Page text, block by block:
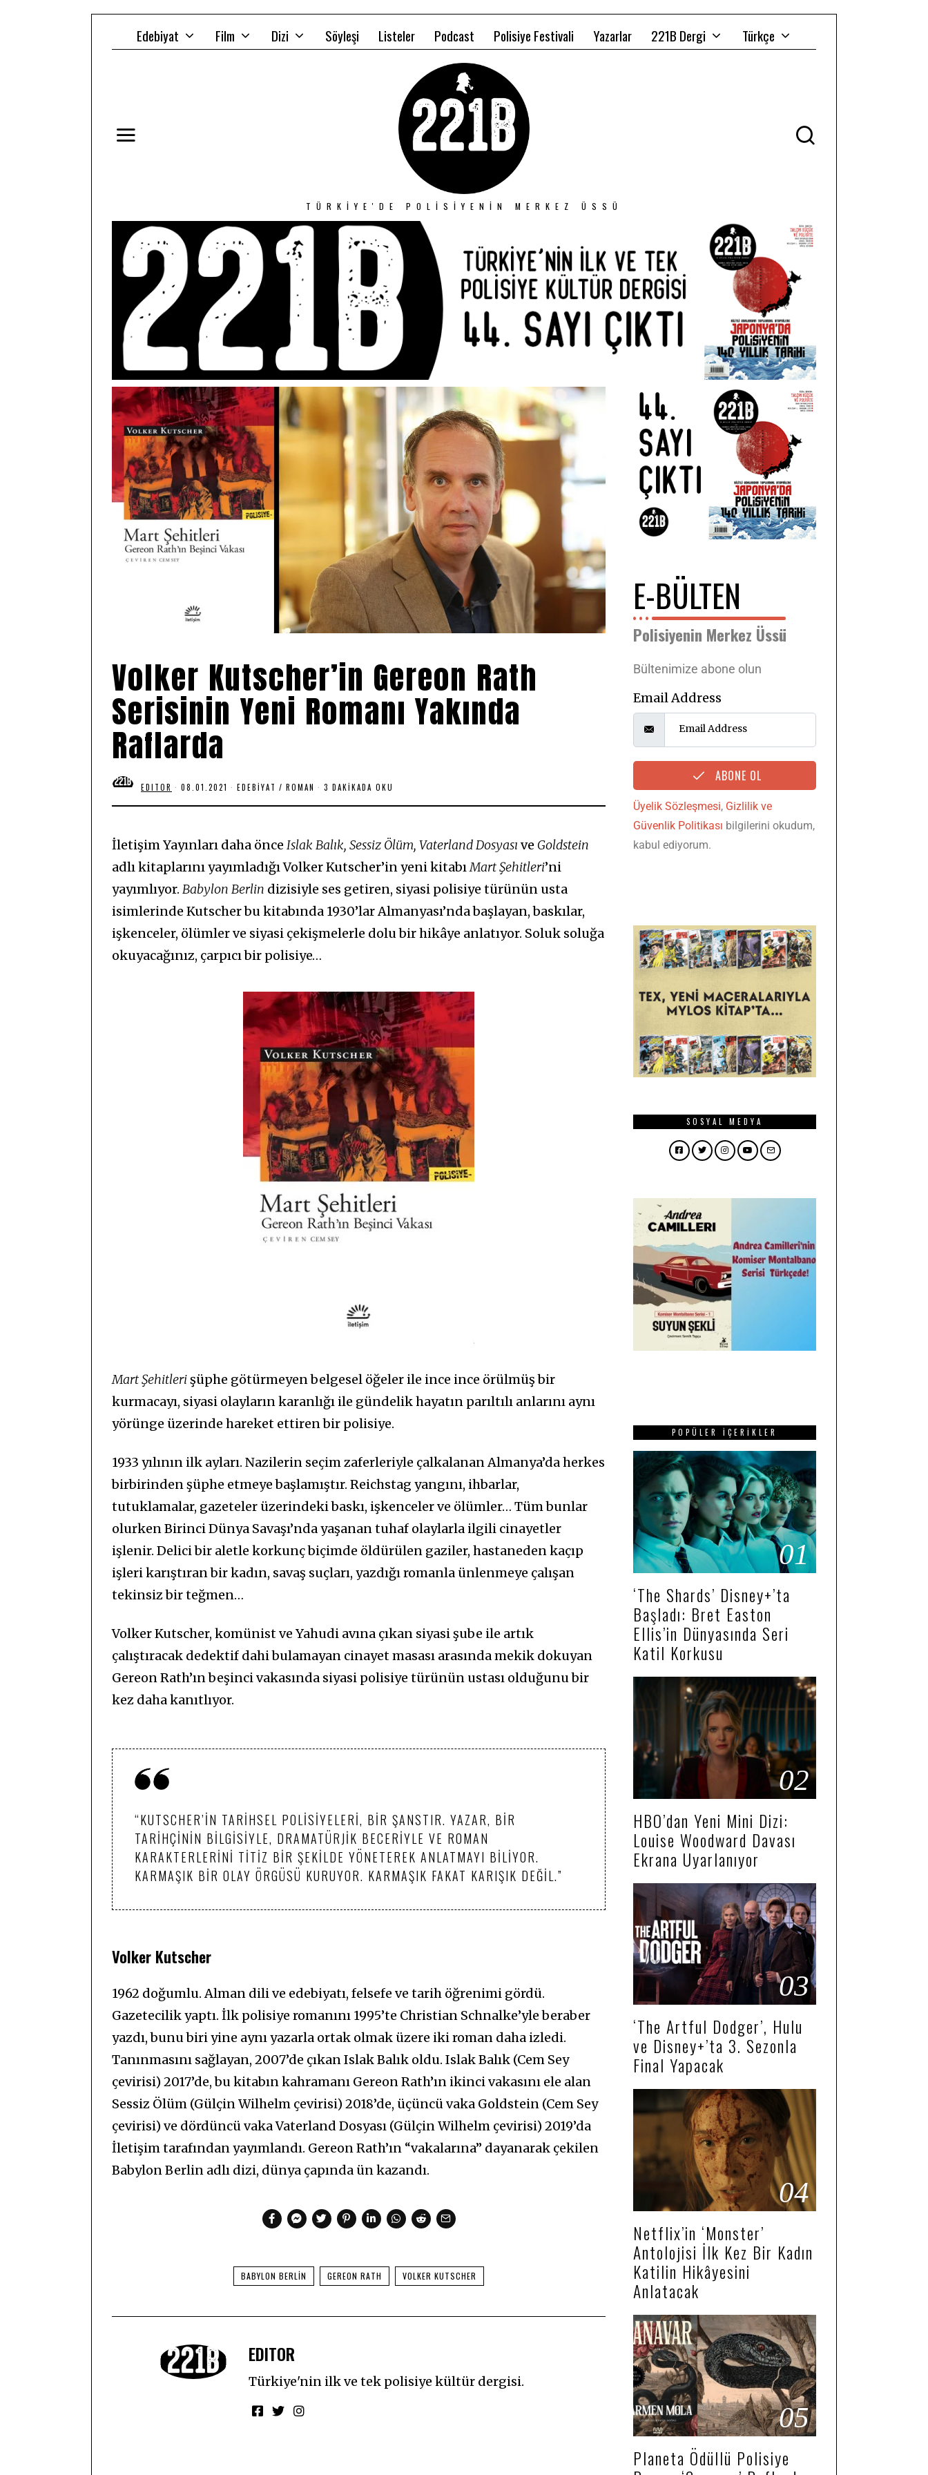
Edebiyat Film Dizi Söyleşi Listeler Podcast Polisiye Festivali Yazarlar 221B Dergi Türkçe
TÜRKIYE'DE POLISIYENIN MERKEZ ÜSSÜ
Volker Kutscher’in Gereon Rath
Serisinin Yeni Romanı Yakında
Raflarda
EDITOR 08.01.2021 0
.
2
2
EDEBIYAT / ROMAN 3 DAKIKADA OKU
İletişim Yayınları daha önce Islak Balık, Sessiz Ölüm, Vaterland Dosyası ve Goldstein
adlı kitaplarını yayımladığı Volker Kutscher’in yeni kitabıMart Şehitleri’ni
yayımlıyor. Babylon Berlin dizisiyle ses getiren, siyasi polisiye türünün usta
isimlerinde Kutscher bu kitabında 1930’lar Almanyası’nda başlayan, baskılar,
işkenceler, ölümler ve siyasi çekişmelerle dolu bir hikâye anlatıyor. Soluk soluğa
okuyacağınız, çarpıcı bir polisiye…
Mart Şehitlerişüphe götürmeyen belgesel öğeler ile ince ince örülmüş bir
kurmacayı, siyasi olayların karanlığı ile gündelik hayatın parıltılı anlarını aynı
yörünge üzerinde hareket ettiren bir polisiye.
1933 yılının ilk ayları. Nazilerin seçim zaferleriyle çalkalanan Almanya’da herkes
birbirinden şüphe etmeye başlamıştır. Reichstag yangını, ihbarlar,
tutuklamalar, gazeteler üzerindeki baskı, işkenceler ve ölümler… Tüm bunlar
olurken Birinci Dünya Savaşı’nda yaşanan tuhaf olaylarla ilgili cinayetler
işlenir. Delici bir aletle korkunç biçimde öldürülen gaziler, hastaneden kaçıp
işleri karıştıran bir kadın, savaş suçları, yazdığı romanla ünlenmeye çalışan
tekinsiz bir teğmen…
Volker Kutscher, komünist ve Yahudi avına çıkan siyasi şube ile artık
çalıştıracak dedektif dahi bulamayan cinayet masası arasında mekik dokuyan
Gereon Rath’ın beşinci vakasında siyasi polisiye türünün ustası olduğunu bir
kez daha kanıtlıyor.
“KUTSCHER’IN TARIHSEL POLISIYELERI, BIR ŞANSTIR. YAZAR, BIR
TARIHÇININ BILGISIYLE, DRAMATÜRJIK BECERIYLE VE ROMAN
KARAKTERLERINI TITIZ BIR ŞEKILDE YÖNETEREK ANLATMAYI BILIYOR.
KARMAŞIK BIR OLAY ÖRGÜSÜ KURUYOR. KARMAŞIK FAKAT KARIŞIK DEĞIL.”
Volker Kutscher
1962 doğumlu. Alman dili ve edebiyatı, felsefe ve tarih öğrenimi gördü.
Gazetecilik yaptı. İlk polisiye romanını 1995’te Christian Schnalke’yle beraber
yazdı, bunu biri yine aynı yazarla ortak olmak üzere iki roman daha izledi.
Tanınmasını sağlayan, 2007’de çıkan Islak Balık oldu. Islak Balık (Cem Sey
çevirisi) 2017’de, bu kitabın kahramanı Gereon Rath’ın ikinci vakasını ele alan
Sessiz Ölüm (Gülçin Wilhelm çevirisi) 2018’de, üçüncü vaka Goldstein (Cem Sey
çevirisi) ve dördüncü vaka Vaterland Dosyası (Gülçin Wilhelm çevirisi) 2019’da
İletişim tarafından yayımlandı. Gereon Rath’ın “vakalarına” dayanarak çekilen
Babylon Berlin adlı dizi, dünya çapında ün kazandı.
BABYLON BERLIN GEREON RATH VOLKER KUTSCHER
EDITOR
Türkiye'nin ilk ve tek polisiye kültür dergisi.
E-BÜLTEN
Polisiyenin Merkez Üssü
Bültenimize abone olun
Email Address
ABONE OL
Üyelik Sözleşmesi, Gizlilik ve
Güvenlik Politikası bilgilerini okudum,
kabul ediyorum.
SOSYAL MEDYA
Facebook
TwitterInstagram
YouTube
Email
POPÜLER İÇERIKLER
01
‘The Shards’ Disney+’ta
Başladı: Bret Easton
Ellis’in Dünyasında Seri
Katil Korkusu
02
HBO’dan Yeni Mini Dizi:
Louise Woodward Davası
Ekrana Uyarlanıyor
03
‘The Artful Dodger’, Hulu
ve Disney+’ta 3. Sezonla
Final Yapacak
04
Netflix’in ‘Monster’
Antolojisi İlk Kez Bir Kadın
Katilin Hikâyesini
Anlatacak
05
Planeta Ödüllü Polisiye